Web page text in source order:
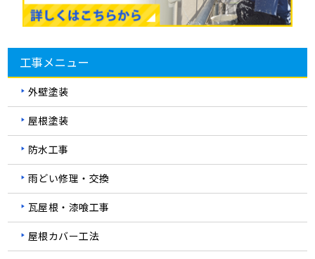
工事メニュー
外壁塗装
屋根塗装
防水工事
雨どい修理・交換
瓦屋根・漆喰工事
屋根カバー工法